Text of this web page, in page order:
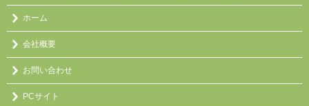
ホーム
会社概要
お問い合わせ
PCサイト